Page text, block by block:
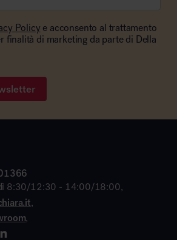
Policy e acconsento al trattamento
finalità di marketing da parte di Della
8:30/12:30 - 14:00/18:00,
,
,